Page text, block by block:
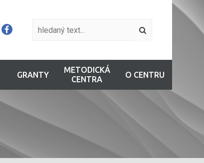
GRANTY
METODICKÁ
CENTRA
O CENTRU